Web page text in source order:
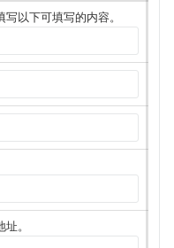
ください。
以下可填写的内容。
。